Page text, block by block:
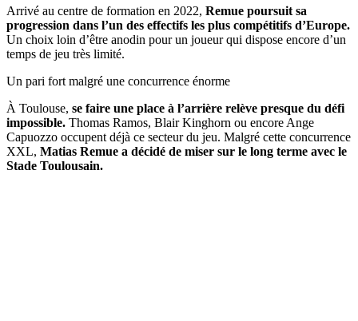
Arrivé au centre de formation en 2022, Remue poursuit sa
progression dans l’un des effectifs les plus compétitifs d’Europe.
Un choix loin d’être anodin pour un joueur qui dispose encore d’un
temps de jeu très limité.
Un pari fort malgré une concurrence énorme
À Toulouse, se faire une place à l’arrière relève presque du défi
impossible. Thomas Ramos, Blair Kinghorn ou encore Ange
Capuozzo occupent déjà ce secteur du jeu. Malgré cette concurrence
XXL, Matias Remue a décidé de miser sur le long terme avec le
Stade Toulousain.